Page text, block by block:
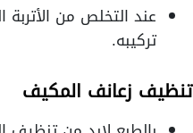
عند التخلص من الأتربة
تركيبه.
تنظيف زعانف المكيف